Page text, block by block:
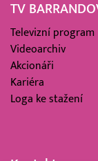
TV
Televizní program
Videoarchiv
Akcionáři
Kariéra
Loga ke stažení